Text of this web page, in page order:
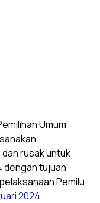
Umum
rusak untuk
dengan tujuan
Pemilu.
2024.